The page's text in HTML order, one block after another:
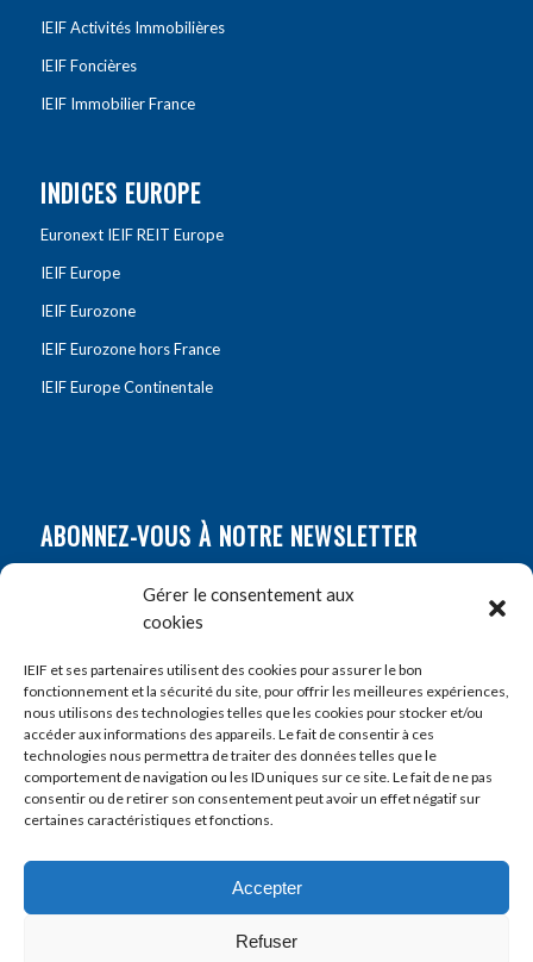
Gérer le consentement aux
cookies
IEIF et ses partenaires utilisent des cookies pour assurer le bon
fonctionnement et la sécurité du site, pour offrir les meilleures expériences,
nous utilisons des technologies telles que les cookies pour stocker et/ou
accéder aux informations des appareils. Le fait de consentir à ces
technologies nous permettra de traiter des données telles que le
comportement de navigation ou les ID uniques sur ce site. Le fait de ne pas
consentir ou de retirer son consentement peut avoir un effet négatif sur
certaines caractéristiques et fonctions.
Accepter
Refuser
IEIF Activités Immobilières
IEIF Foncières
IEIF Immobilier France
INDICES EUROPE
Euronext IEIF REIT Europe
IEIF Europe
IEIF Eurozone
IEIF Eurozone hors France
IEIF Europe Continentale
ABONNEZ-VOUS À NOTRE NEWSLETTER
Prénom*
E-mail*